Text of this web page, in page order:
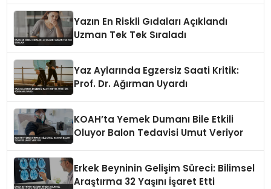
Yazın En Riskli Gıdaları Açıklandı
Uzman Tek Tek Sıraladı
Yaz Aylarında Egzersiz Saati Kritik:
Prof. Dr. Ağırman Uyardı
KOAH’ta Yemek Dumanı Bile Etkili
Oluyor Balon Tedavisi Umut Veriyor
Erkek Beyninin Gelişim Süreci: Bilimsel
Araştırma 32 Yaşını İşaret Etti